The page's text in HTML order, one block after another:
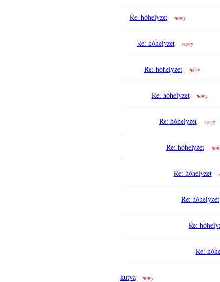
Re: hóhelyzet nowy
Re: hóhelyzet nowy
Re: hóhelyzet nowy
Re: hóhelyzet nowy
Re: hóhelyzet nowy
Re: hóhelyzet
Re: hóhelyzet
Re: hóhelyzet
Re:
Re:
kutya nowy